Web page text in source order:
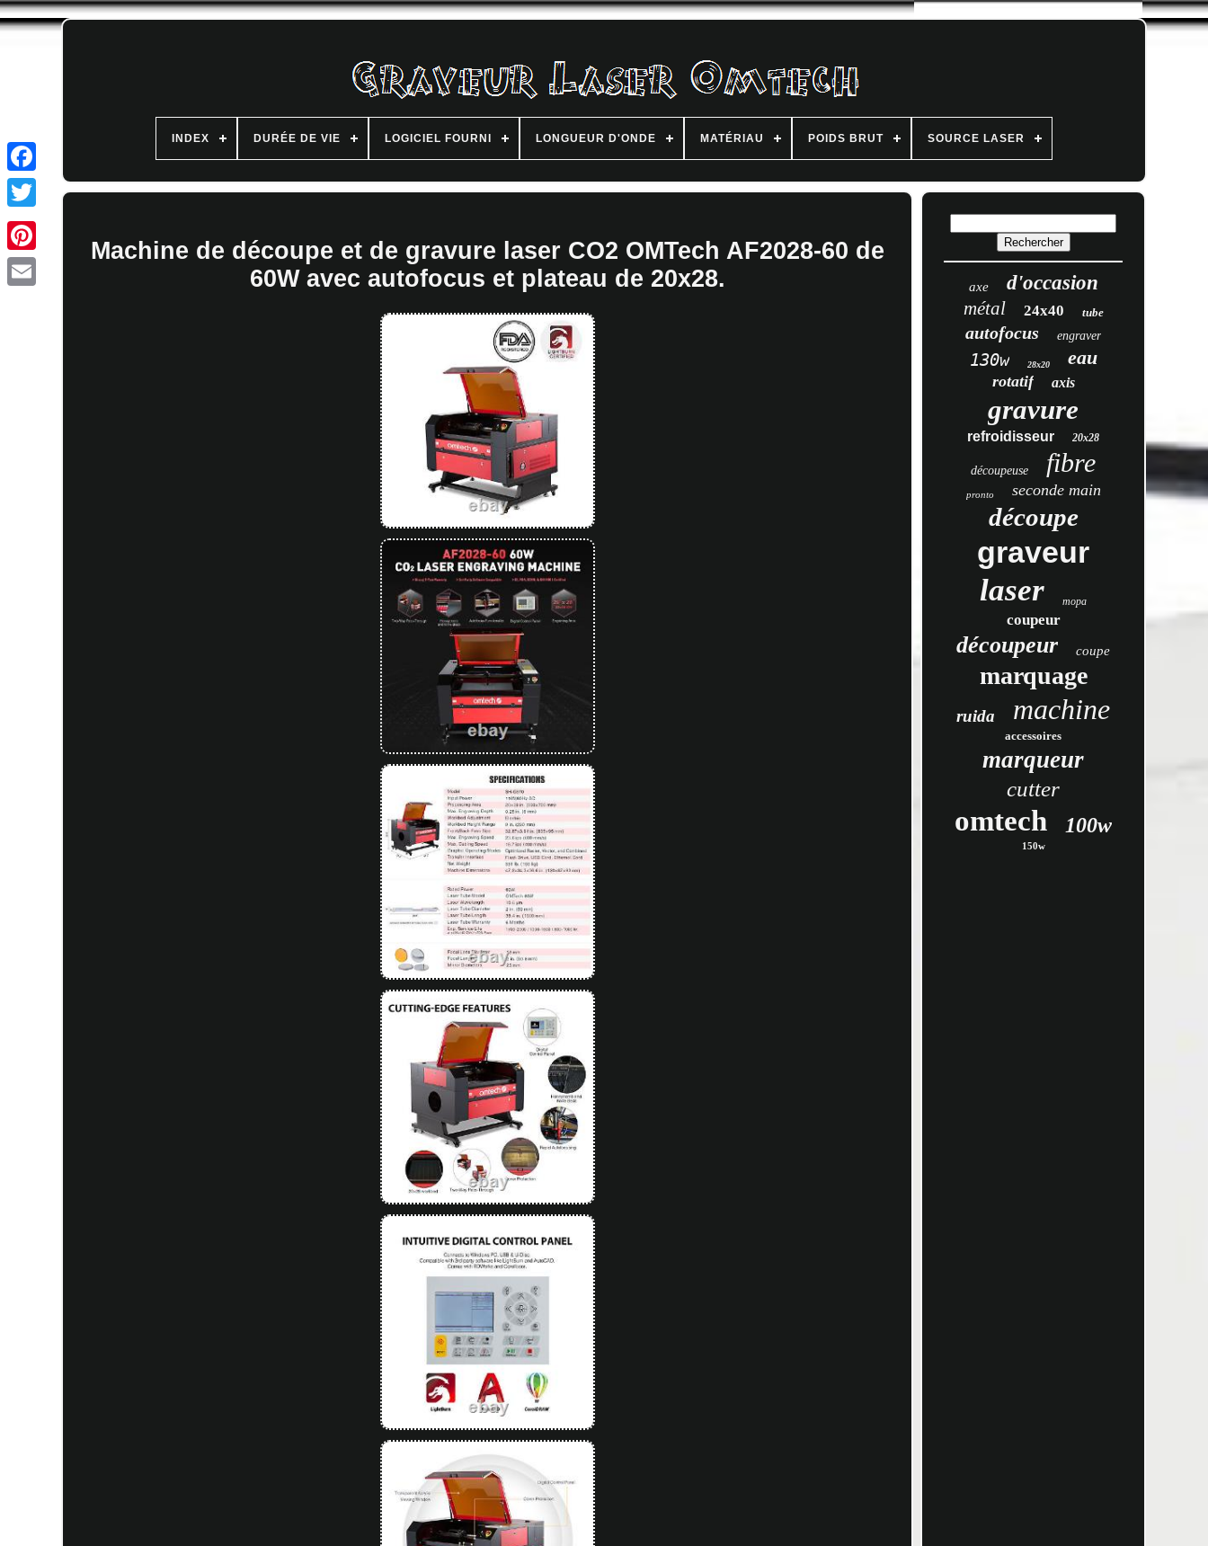
INDEX DURÉE DE VIE LOGICIEL FOURNI LONGUEUR D'ONDE MATÉRIAU POIDS BRUT SOURCE LASER
Machine de découpe et de gravure laser CO2 OMTech AF2028-60 de
60W avec autofocus et plateau de 20x28.
axe d'occasion
métal 24x40 tube
autofocus engraver
130w 28x20 eau
rotatif axis
gravure
refroidisseur 20x28
découpeuse fibre
pronto seconde main
découpe
graveur
laser mopa
coupeur
découpeur coupe
marquage
ruida machine
accessoires
marqueur
cutter
omtech 100w
150w